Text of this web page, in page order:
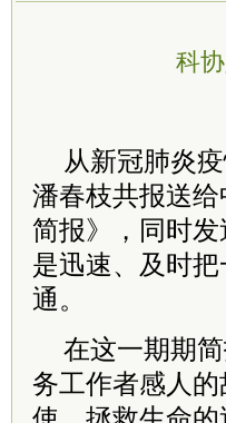
科
从新冠肺炎
潘春枝共报送
简报》，同时
是迅速、及时
通。
在这一期期
务工作者感人